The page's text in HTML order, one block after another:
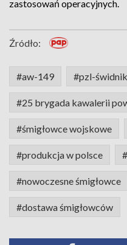
zastosowań operacyjnych.
Źródło:
#aw-149 #pzl-świdnik
#25 brygada kawalerii
#śmigłowce wojskowe
#produkcja w polsce
#nowoczesne śmigłowce
#dostawa śmigłowców